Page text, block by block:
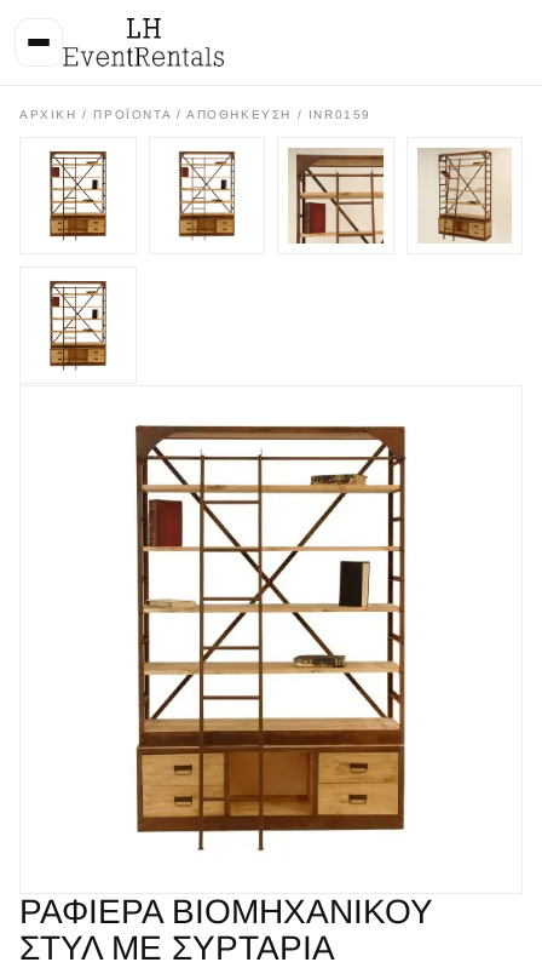
ΑΡΧΙΚΉ / ΠΡΟΪΌΝΤΑ /ΑΠΟΘΗΚΕΥΣΗ / INR0159
ΡΑΦΙΕΡΑ ΒΙΟΜΗΧΑΝΙΚΟΥ
ΣΤΥΛ ΜΕ ΣΥΡΤΑΡΙΑ